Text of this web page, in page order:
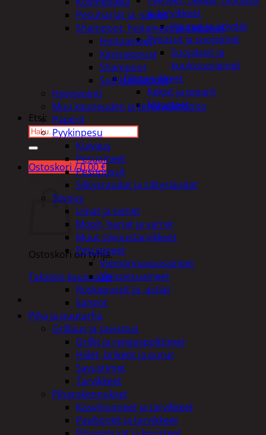
ja tarvikkeet
Vaunut ja pöydät
Työasut ja suojaimet
Suojalasit ja
kuulosuojaimet
Elintarvikkeet
Keksit ja piparit
Mausteet
Etsi:
Ostoskori /0,00€
Ostoskori on tyhjä.
Takaisin kauppaan
Pesuharjat ja -sienet
Shampoot, hoitaineet ja saippuat
Hoitoaineet
Käsisaippuat
Shampoot
Suihkusaippuat
Hyvinvointi
Muu kauneuden ja terveydenhoito
Paperit
Pyykinpesu
Kuivaus
Pesuaineet
Pesupussit
Silitysraudat ja silityslaudat
Siivous
Liinat ja sienet
Mopit, harjat ja varret
Muut siivoustarvikkeet
Pesuaineet
Viemärinavausaineet
Yleispesuaineet
Roskapussit ja -astiat
Sangot
Piha ja puutarha
Grillaus ja savustus
Grillit ja rengaspolttimet
Hiilet, briketit ja purut
Savustimet
Tarvikkeet
Piharakennukset
Kasvihuoneet ja tarvikkeet
Paviljonkit ja tarvikkeet